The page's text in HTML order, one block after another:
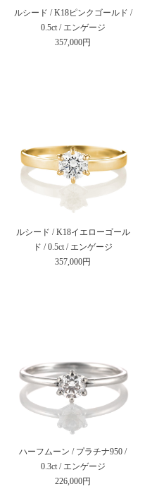
ルシード / K18ピンクゴールド /
0.5ct / エンゲージ
357,000円
ルシード / K18イエローゴール
ド / 0.5ct / エンゲージ
357,000円
ハーフムーン / プラチナ950 /
0.3ct / エンゲージ
226,000円